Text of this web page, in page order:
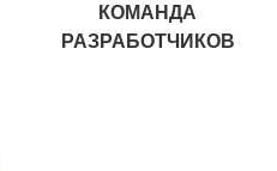
КОМАНДА
РАЗРАБОТЧИКОВ